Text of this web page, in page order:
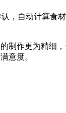
，自动计算食
制作更为精细
意度。